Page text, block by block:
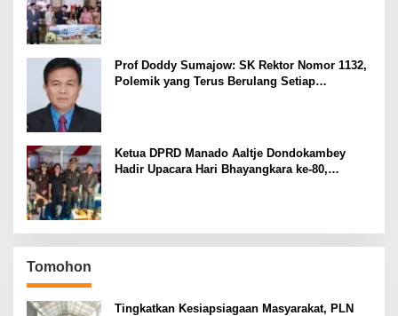
Prof Doddy Sumajow: SK Rektor Nomor 1132,
Polemik yang Terus Berulang Setiap
Ketua DPRD Manado Aaltje Dondokambey
Hadir Upacara Hari Bhayangkara ke-80,
Tomohon
Tingkatkan Kesiapsiagaan Masyarakat, PLN